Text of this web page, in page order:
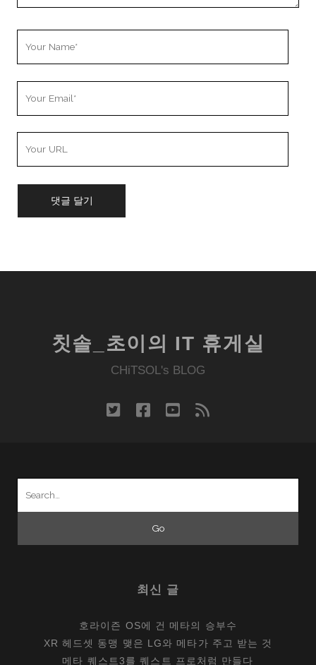
칫솔_초이의 IT 휴게실
CHiTSOL's BLOG
twitter facebook
youtube
rss
최신 글
호라이즌 OS에 건 메타의 승부수
XR 헤드셋 동맹 맺은 LG와 메타가 주고 받는 것
메타 퀘스트3를 퀘스트 프로처럼 만들다